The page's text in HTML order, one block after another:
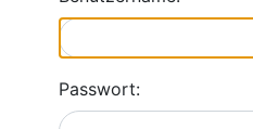
Passwort: